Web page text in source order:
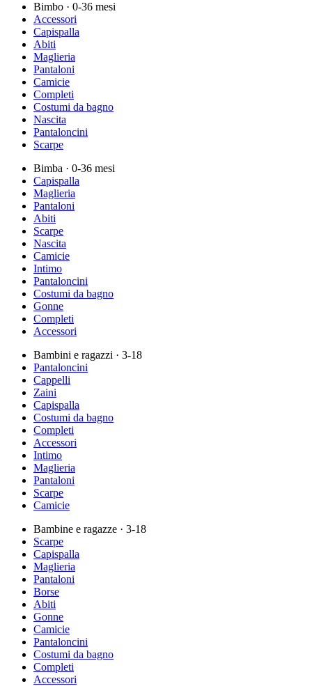
Bimbo · 0-36 mesi
Accessori
Capispalla
Abiti
Maglieria
Pantaloni
Camicie
Completi
Costumi da bagno
Nascita
Pantaloncini
Scarpe
Bimba · 0-36 mesi
Capispalla
Maglieria
Pantaloni
Abiti
Scarpe
Nascita
Camicie
Intimo
Pantaloncini
Costumi da bagno
Gonne
Completi
Accessori
Bambini e ragazzi · 3-18
Pantaloncini
Cappelli
Zaini
Capispalla
Costumi da bagno
Completi
Accessori
Intimo
Maglieria
Pantaloni
Scarpe
Camicie
Bambine e ragazze · 3-18
Scarpe
Capispalla
Maglieria
Pantaloni
Borse
Abiti
Gonne
Camicie
Pantaloncini
Costumi da bagno
Completi
Accessori